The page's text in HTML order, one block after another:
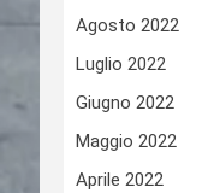
Agosto 2022
Luglio 2022
Giugno 2022
Maggio 2022
Aprile 2022